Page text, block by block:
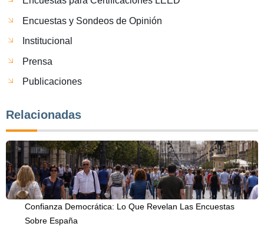
Encuestas y Sondeos de Opinión
Institucional
Prensa
Publicaciones
Relacionadas
Confianza Democrática: Lo Que Revelan Las Encuestas
Sobre España